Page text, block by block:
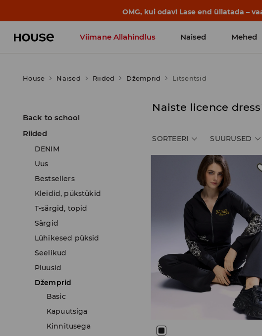
OMG, kui odav! Lase end üllatada –
Viimane Allahindlus Naised Mehed
House Naised Riided Džemprid Litsentsid
Back to school
Riided
DENIM
Uus
Bestsellers
Kleidid, pükstükid
T-särgid, topid
Särgid
Lühikesed püksid
Seelikud
Pluusid
Džemprid
Basic
Kapuutsiga
Kinnitusega
Naiste licence
SORTEERI SUURUSED